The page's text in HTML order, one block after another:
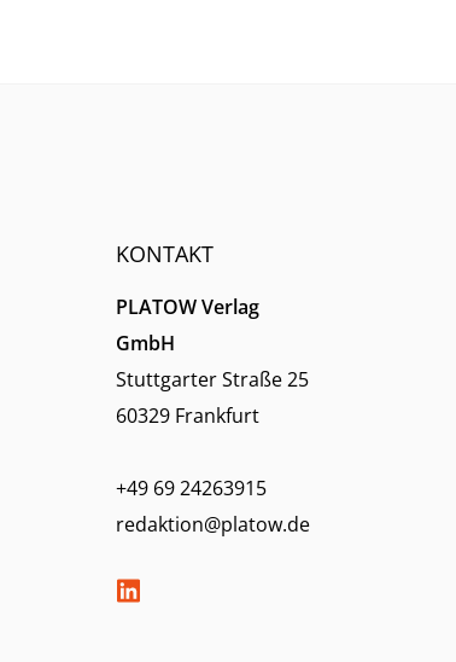
KONTAKT
PLATOW Verlag
GmbH
Stuttgarter Straße 25
60329 Frankfurt
+49 69 24263915
redaktion@platow.de